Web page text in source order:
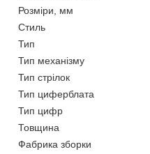
Розміри, мм
Стиль
Тип
Тип механізму
Тип стрілок
Тип циферблата
Тип цифр
Товщина
Фабрика зборки